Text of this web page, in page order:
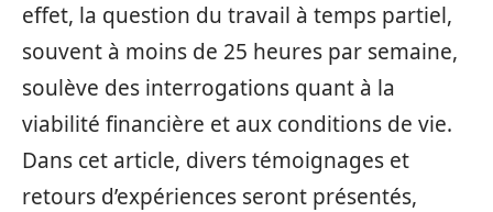
effet, la question du travail à temps partiel,
souvent à moins de 25 heures par semaine,
soulève des interrogations quant à la
viabilité financière et aux conditions de vie.
Dans cet article, divers témoignages et
retours d’expériences seront présentés,